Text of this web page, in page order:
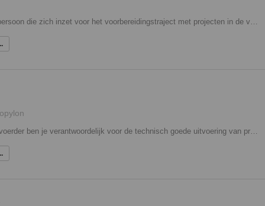
Als planontwikkelaar ben jij de persoon die zich inzet voor het voorbereidingstraject met projecten in de verduurzaming. Je gaat een gesprek aan met de klant om zijn wens te achterhalen en maakt hier een projectplan van, je houdt hierbij rekening met meerdere scenario's. Ook voer je inspecties uit, analyseer je de opnames en rapportages en breng je kansen en risico's in kaart. Daarnaast denk je mee met de verbetering van interne processen.Het is een verantwoordelijke functie waar je een coördinerende rol hebt. Ben je een werkvoorbereider die een andere stap wil maken, ook dan kan je zeker in aanmerking komen voor deze functie.
In de functie van zelfstandig uitvoerder ben je verantwoordelijk voor de technisch goede uitvoering van projecten conform bestek en tekeningen en de geldende voorschriften. Je bewaakt de voortgang, de kwaliteit, en de veiligheid van de projecten. Je stuurt uitvoerend personeel aan op de bouwplaats (zowel eigen personeel als personeel van onderaannemers). Naast de coördinerende en organisatorische taken, zoals onder andere het afroepen van materialen en materieel, heb je ook administratieve taken.